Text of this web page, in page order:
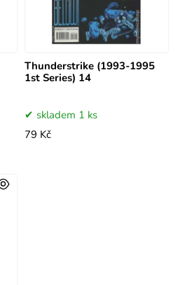
Thunderstrike (1993-1995
1st Series) 14
skladem 1 ks
79 Kč